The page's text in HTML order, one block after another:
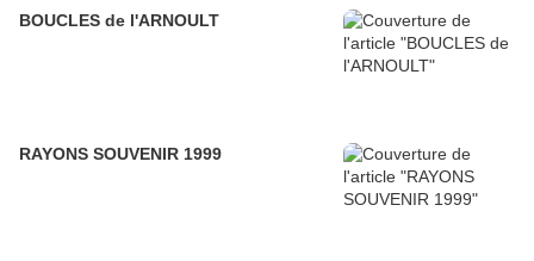
BOUCLES de l'ARNOULT
RAYONS SOUVENIR 1999